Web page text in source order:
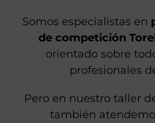
Somos especialistas en
de competición
orientado sobre
profesionales
Pero en nuestro taller
también